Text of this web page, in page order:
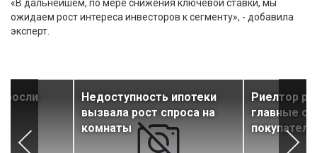
«В дальнейшем, по мере снижения ключевой ставки, мы
ожидаем рост интереса инвесторов к сегменту», - добавила
эксперт.
Недоступность ипотеки
вызвала рост спроса на
комнаты
Риелтор
главные